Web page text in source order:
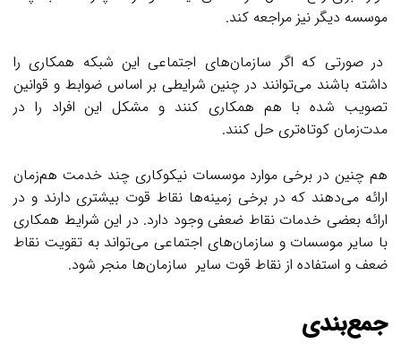
موسسه دیگر نیز مراجعه کند.
در صورتی که اگر سازمان‌های اجتماعی این شبکه همکاری را
داشته باشند می‌توانند در چنین شرایطی بر اساس ضوابط و قوانین
تصویب شده با هم همکاری کنند و مشکل این افراد را در
مدت‌زمان کوتاه‌تری حل کنند.
هم چنین در برخی موارد موسسات نیکوکاری چند خدمت هم‌زمان
ارائه می‌دهند که دربرخی زمینه‌ها نقاط قوت بیشتری دارند و در
ارائه بعضی خدمات نقاط ضعفی وجود دارد. در این شرایط همکاری
با سایر موسسات و سازمان‌های اجتماعی می‌تواند به تقویت نقاط
ضعف و استفاده از نقاط قوت سایر سازمان‌ها منجر شود.
جمع‌بندی